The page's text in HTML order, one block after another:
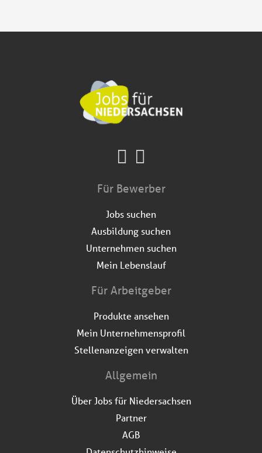
Für Bewerber
Jobs suchen
Ausbildung suchen
Unternehmen suchen
Mein Lebenslauf
Für Arbeitgeber
Produkte ansehen
Mein Unternehmensprofil
Stellenanzeigen verwalten
Allgemein
Über Jobs für Niedersachsen
Partner
AGB